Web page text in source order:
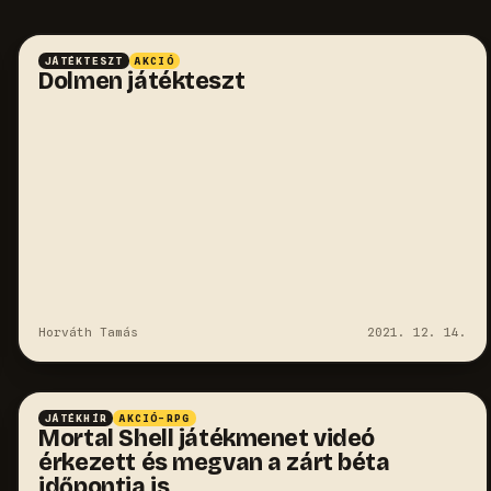
JÁTÉKTESZT AKCIÓ
Dolmen játékteszt
Horváth Tamás 2021. 12. 14.
JÁTÉKHÍR AKCIÓ-RPG
Mortal Shell játékmenet videó
érkezett és megvan a zárt béta